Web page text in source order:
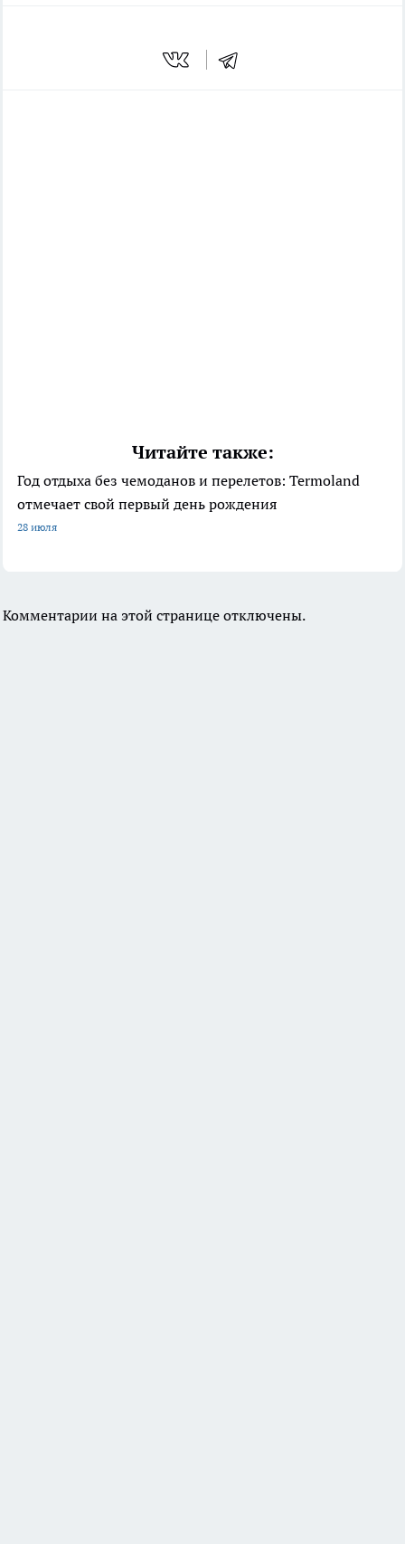
Читайте также:
Год отдыха без чемоданов и перелетов: Termoland
отмечает свой первый день рождения
28 июля
Комментарии на этой странице отключены.